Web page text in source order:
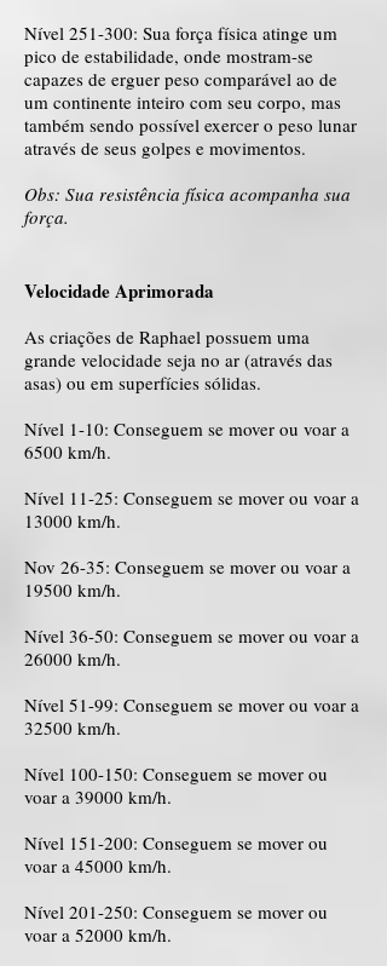
Nível 251-300: Sua força física atinge um
pico de estabilidade, onde mostram-se
capazes de erguer peso comparável ao de
um continente inteiro com seu corpo, mas
também sendo possível exercer o peso lunar
através de seus golpes e movimentos.
Obs: Sua resistência física acompanha sua
força.
Velocidade Aprimorada
As criações de Raphael possuem uma
grande velocidade seja no ar (através das
asas) ou em superfícies sólidas.
Nível 1-10: Conseguem se mover ou voar a
6500 km/h.
Nível 11-25: Conseguem se mover ou voar a
13000 km/h.
Nov 26-35: Conseguem se mover ou voar a
19500 km/h.
Nível 36-50: Conseguem se mover ou voar a
26000 km/h.
Nível 51-99: Conseguem se mover ou voar a
32500 km/h.
Nível 100-150: Conseguem se mover ou
voar a 39000 km/h.
Nível 151-200: Conseguem se mover ou
voar a 45000 km/h.
Nível 201-250: Conseguem se mover ou
voar a 52000 km/h.